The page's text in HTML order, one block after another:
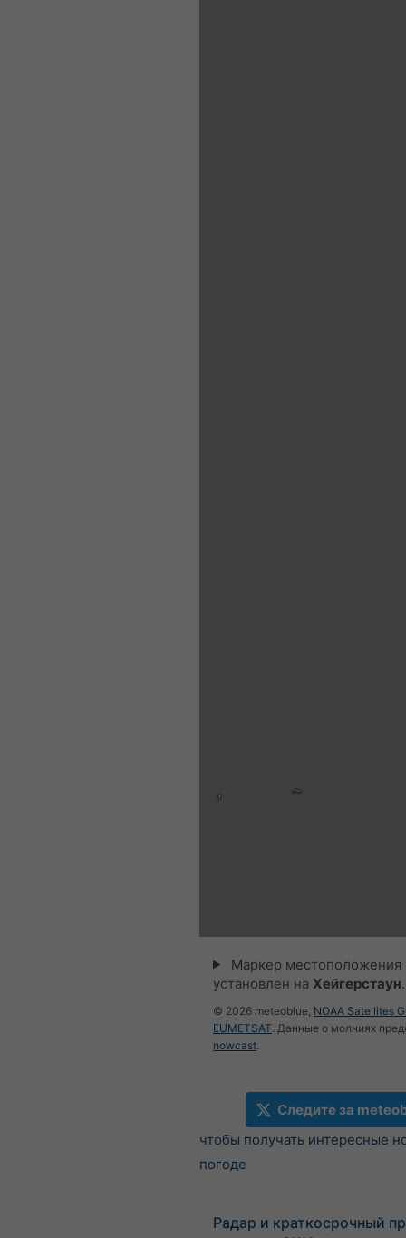
Маркер местоположения
установлен на Хейгерстаун
© 2026 meteoblue, NOAA Satellites
EUMETSAT. Данные о молниях
nowcast.
Следите за
чтобы получать интересные
погоде
Радар и краткосрочный